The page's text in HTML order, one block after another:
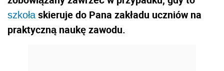
szkołaskieruje do Pana zakładu uczniów na
praktyczną naukę zawodu.